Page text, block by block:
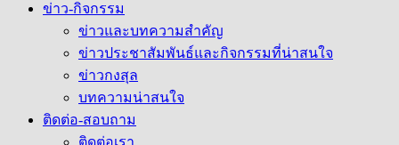
ข่าว-กิจกรรม
ข่าวและบทความสำคัญ
ข่าวประชาสัมพันธ์และกิจกรรมที่น่าสนใจ
ข่าวกงสุล
บทความน่าสนใจ
ติดต่อ-สอบถาม
ติดต่อเรา